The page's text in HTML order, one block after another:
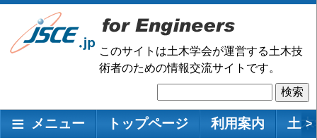
メ
ン
このサイトは土木学会が運営する土木技
術者のための情報交流サイトです。
索
メインナビゲーション
メニュー トップページ 利用案内 土 >